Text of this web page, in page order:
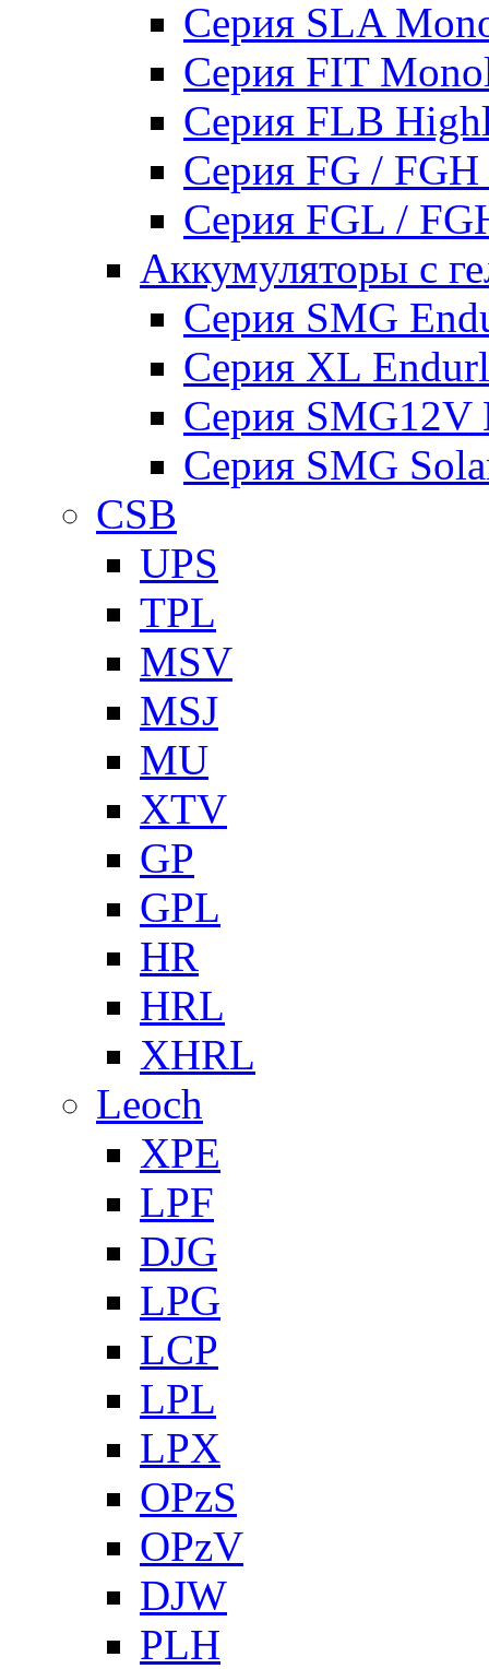
Серия SLA
Серия FIT
Серия FLB
Серия FG /
Серия FGL /
Аккумуляторы с
Серия SMG
Серия XL
Серия SMG12V
Серия SMG
CSB
UPS
TPL
MSV
MSJ
MU
XTV
GP
GPL
HR
HRL
XHRL
Leoch
XPE
LPF
DJG
LPG
LCP
LPL
LPX
OPzS
OPzV
DJW
PLH